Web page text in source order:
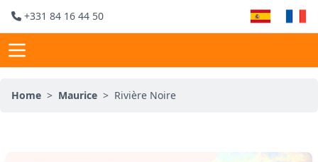
+331 84 16 44 50
Home > Maurice > Rivière Noire